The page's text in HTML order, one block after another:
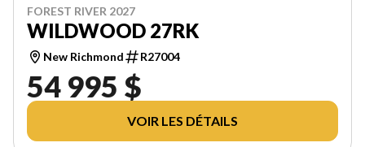
FOREST RIVER 2027
WILDWOOD 27RK
New Richmond R27004
54 995 $
VOIR LES DÉTAILS